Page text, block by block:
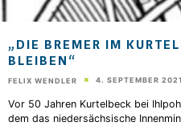
„DIE BREMER IM
BLEIBEN“
FELIX WENDLER 4. SEPTEMBER 2021
Vor 50 Jahren Kurtelbeck bei
dem das niedersächsische